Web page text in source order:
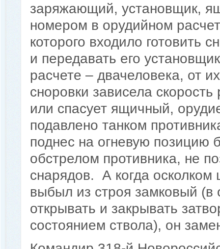
заряжающий, установщик,
номером в орудийном
которого входило готовить
и передавать его
расчете – двачеловека, от
сноровки зависела
или спасует ящичный,
подавлено танком
поднес на огневую позицию
обстрелом противника, не
снарядов. А когда
выбыл из строя замковый (в
открывать и закрывать
состоянием ствола), он